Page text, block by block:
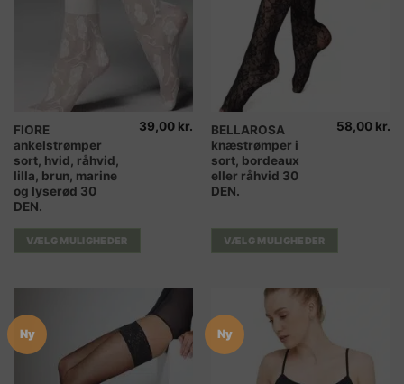
FIORE
ankelstrømper
sort, hvid, råhvid,
lilla, brun, marine
og lyserød 30
DEN.
39,00 kr.
VÆLG MULIGHEDER
Dette
vare
har
flere
varianter.
kan
BELLAROSA
knæstrømper i
sort, bordeaux
eller råhvid 30
DEN.
58,00 kr.
VÆLG MULIGHEDER
Dette
vare
har
flere
kan
varesiden
Ny Ny